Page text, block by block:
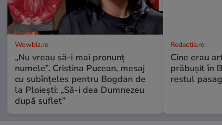
Wowbiz.ro
„Nu vreau să-i mai pronunț
numele”. Cristina Pucean, mesaj
cu subînțeles pentru Bogdan de
la Ploiești: „Să-i dea Dumnezeu
după suflet”
Redactia.ro
Cine erau
prăbușit în
restul